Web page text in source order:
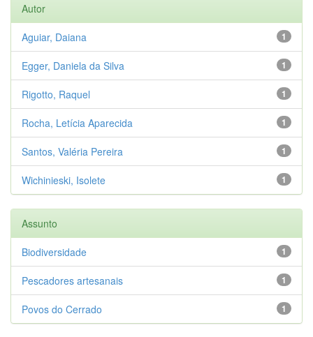
Autor
1
Aguiar, Daiana
1
Egger, Daniela da Silva
1
Rigotto, Raquel
1
Rocha, Letícia Aparecida
1
Santos, Valéria Pereira
1
Wichinieski, Isolete
Assunto
1
Biodiversidade
1
Pescadores artesanais
1
Povos do Cerrado